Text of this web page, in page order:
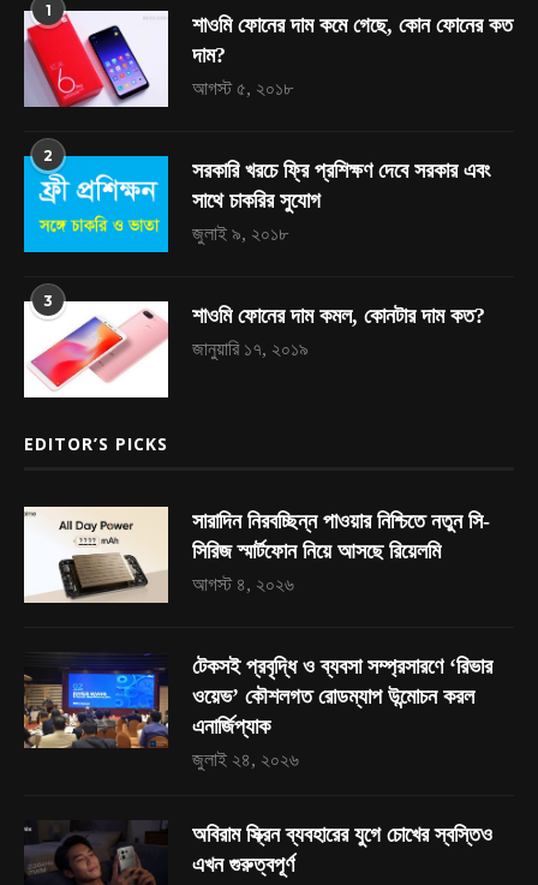
1
শাওমি ফোনের দাম কমে গেছে, কোন ফোনের কত
দাম?
আগস্ট ৫, ২০১৮
2
সরকারি খরচে ফ্রি প্রশিক্ষণ দেবে সরকার এবং
সাথে চাকরির সুযোগ
জুলাই ৯, ২০১৮
3
শাওমি ফোনের দাম কমল, কোনটার দাম কত?
জানুয়ারি ১৭, ২০১৯
EDITOR’S PICKS
সারাদিন নিরবচ্ছিন্ন পাওয়ার নিশ্চিতে নতুন সি-
সিরিজ স্মার্টফোন নিয়ে আসছে রিয়েলমি
আগস্ট ৪, ২০২৬
টেকসই প্রবৃদ্ধি ও ব্যবসা সম্প্রসারণে ‘রিভার
ওয়েভ’ কৌশলগত রোডম্যাপ উন্মোচন করল
এনার্জিপ্যাক
জুলাই ২৪, ২০২৬
অবিরাম স্ক্রিন ব্যবহারের যুগে চোখের স্বস্তিও
এখন গুরুত্বপূর্ণ